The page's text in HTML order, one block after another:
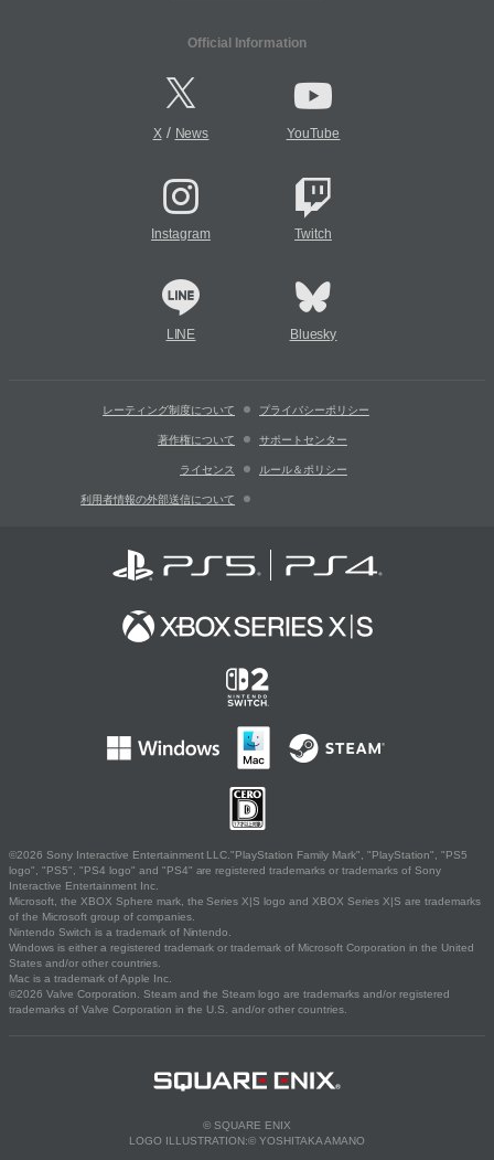
Official Information
X/ News YouTube
Instagram Twitch
LINE Bluesky
レーティング制度について プライバシーポリシー
著作権について サポートセンター
ライセンス ルール＆ポリシー
利用者情報の外部送信について
©2026 Sony Interactive Entertainment LLC."PlayStation Family Mark", "PlayStation", "PS5
logo", "PS5", "PS4 logo" and "PS4" are registered trademarks or trademarks of Sony
Interactive Entertainment Inc.
Microsoft, the XBOX Sphere mark, the Series X|S logo and XBOX Series X|S are trademarks
of the Microsoft group of companies.
Nintendo Switch is a trademark of Nintendo.
Windows is either a registered trademark or trademark of Microsoft Corporation in the United
States and/or other countries.
Mac is a trademark of Apple Inc.
©2026 Valve Corporation. Steam and the Steam logo are trademarks and/or registered
trademarks of Valve Corporation in the U.S. and/or other countries.
© SQUARE ENIX
LOGO ILLUSTRATION:© YOSHITAKA AMANO